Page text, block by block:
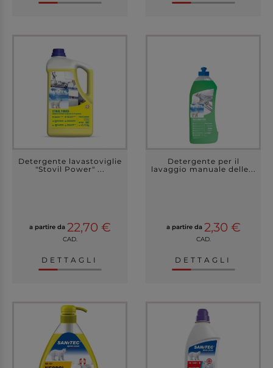
Detergente lavastoviglie
"Stovil Power" ...
a partire da 22,70 €
CAD.
DETTAGLI
Detergente per il
lavaggio manuale delle...
a partire da 2,30 €
CAD.
DETTAGLI